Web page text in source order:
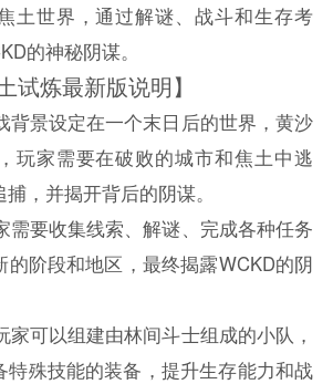
土世界，通过解谜、战斗和生存考
的神秘阴谋。
试炼最新版说明】
背景设定在一个末日后的世界，黄沙
玩家需要在破败的城市和焦土中逃
，并揭开背后的阴谋。
需要收集线索、解谜、完成各种任务
的阶段和地区，最终揭露WCKD的阴
家可以组建由林间斗士组成的小队，
特殊技能的装备，提升生存能力和战